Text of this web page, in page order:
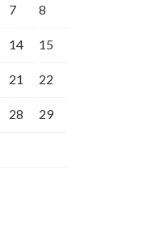
7 8
14 15
21 22
28 29